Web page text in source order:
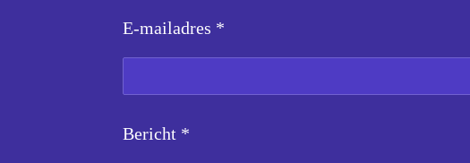
E-mailadres *
Bericht *